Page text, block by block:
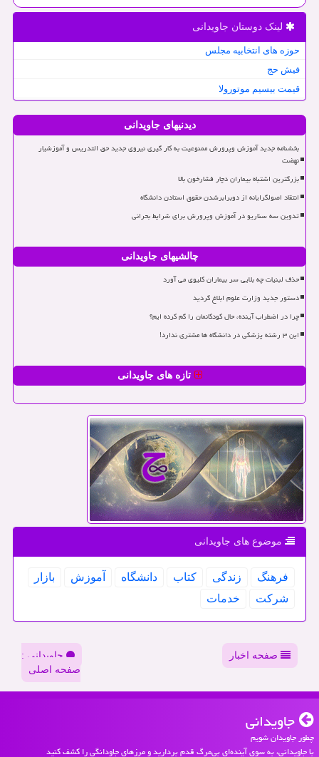
لینک دوستان جاویدانی
حوزه های انتخابیه مجلس
فیش حج
قیمت بیسیم موتورولا
دیدنیهای جاویدانی
بخشنامه جدید آموزش وپرورش ممنوعیت به کار گیری نیروی جدید حق التدریس و آموزشیار
نهضت
بزرگترین اشتباه بیماران دچار فشارخون بالا
انتقاد اصولگرایانه از دوبرابرشدن حقوق استادن دانشگاه
تدوین سه سناریو در آموزش وپرورش برای شرایط بحرانی
چالشیهای جاویدانی
حذف لبنیات چه بلایی سر بیماران کلیوی می آورد
دستور جدید وزارت علوم ابلاغ گردید
چرا در اضطراب آینده، حال کودکانمان را گم کرده ایم؟
این ۳ رشته پزشکی در دانشگاه ها مشتری ندارد!
تازه های جاویدانی
موضوع های جاویدانی
فرهنگ زندگی كتاب دانشگاه آموزش
بازار
شركت
خدمات
صفحه اخبار
جاویدانی :
صفحه اصلی
جاویدانی
چطور جاویدان شویم
با جاویدانی، به سوی آینده‌ای بی‌مرگ قدم بردارید و مرزهای جاودانگی را کشف کنید